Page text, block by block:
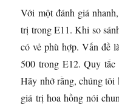
Với một đánh giá
trị trong E11. Khi so
có vẻ phù hợp. Vấn đề
500 trong E12. Quy tắc
Hãy nhớ rằng, chúng tôi
giá trị hoa hồng nói